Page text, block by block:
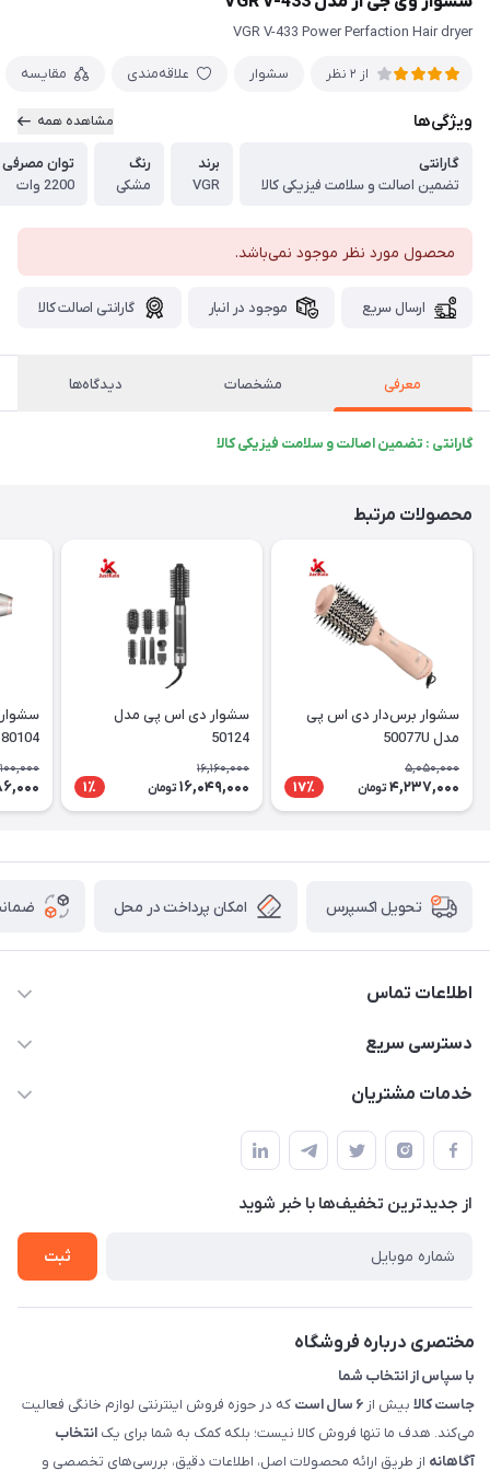
VGR V-433 Power Perfaction Hair dryer
از 2 نظر سشوار علاقه‌مندی مقایسه
ویژگی‌ها مشاهده همه
گارانتی
تضمین اصالت و سلامت فیزیکی کالا
برند
VGR
رنگ
مشکی
توان مصرفی
2200 وات
محصول مورد نظر موجود نمی‌باشد.
ارسال سریع موجود در انبار گارانتی اصالت کالا
معرفی مشخصات دیدگاه‌ها
گارانتی : تضمین اصالت و سلامت فیزیکی کالا
محصولات مرتبط
سشوار برس‌دار دی اس پی
مدل 50077U
5,050,000
4,237,000 تومان 17٪
سشوار دی اس پی مدل
50124
16,160,000
16,049,000 تومان 1٪
تحویل اکسپرس امکان پرداخت در محل
اطلاعات تماس
09398557137
سمت چپ (فروشگاه صوتی عباسی) - "تحویل حضوری فقط با
هماهنگی"
دسترسی سریع
لیست محصولات
حساب کاربری
تماس با ما
خدمات مشتریان
راهنما
پرسش های شما
شرایط و ضوابط گارانتی
روش های بازگرداندن کالا
از جدید‌ترین تخفیف‌ها با‌ خبر شوید
ثبت
مختصری درباره فروشگاه
با سپاس از انتخاب شما
جاست کالا بیش از ۶ سال است
که در حوزه فروش اینترنتی لوازم خانگی فعالیت
می‌کند. هدف ما تنها فروش کالا نیست؛ بلکه کمک به شما برای یک انتخاب
آگاهانه از طریق ارائه محصولات اصل، اطلاعات دقیق، بررسی‌های تخصصی و